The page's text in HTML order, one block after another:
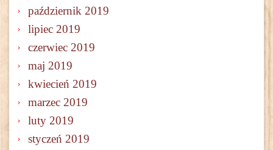
październik 2019
lipiec 2019
czerwiec 2019
maj 2019
kwiecień 2019
marzec 2019
luty 2019
styczeń 2019